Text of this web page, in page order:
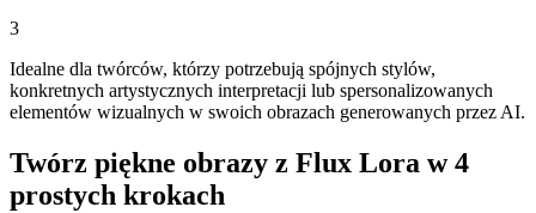
3
Idealne dla twórców, którzy potrzebują spójnych stylów,
konkretnych artystycznych interpretacji lub spersonalizowanych
elementów wizualnych w swoich obrazach generowanych przez AI.
Twórz piękne obrazy z Flux Lora w 4
prostych krokach